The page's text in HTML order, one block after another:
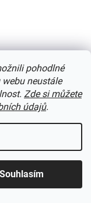
pohodlné
neustále
Zde si můžete
údajů.
Souhlasím
od f.
5299
Skladem
Kód:5556VI